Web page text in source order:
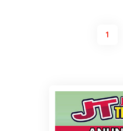
NavegaçãoPAGE
1